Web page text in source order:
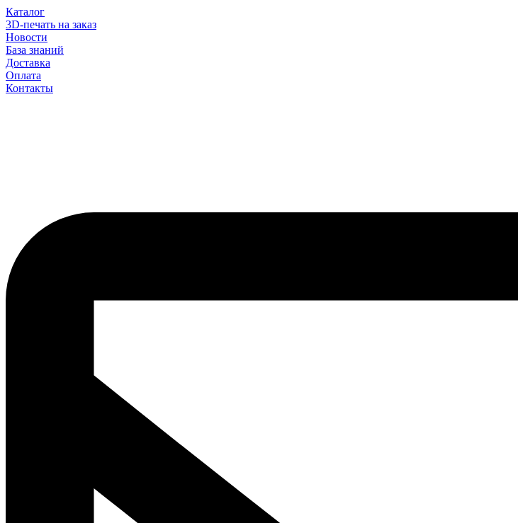
Каталог
3D-печать на заказ
Новости
База знаний
Доставка
Оплата
Контакты